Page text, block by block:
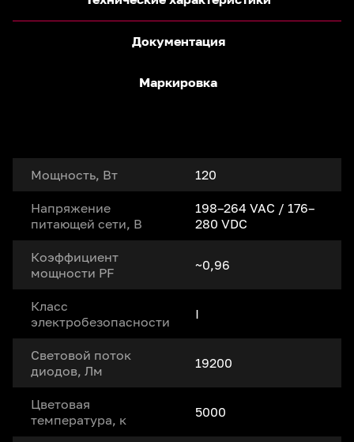
Документация
Маркировка
Мощность, Вт 120
Напряжение
питающей сети, В
198–264 VAC / 176–
280 VDC
Коэффициент
мощности PF
~0,96
Класс
электробезопасности
I
Световой поток
диодов, Лм
19200
Цветовая
температура, к
5000